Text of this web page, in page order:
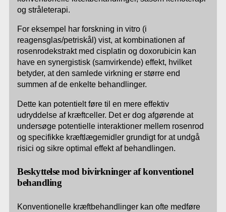
og stråleterapi.
For eksempel har forskning in vitro (i
reagensglas/petriskål) vist, at kombinationen af
rosenrodekstrakt med cisplatin og doxorubicin kan
have en synergistisk (samvirkende) effekt, hvilket
betyder, at den samlede virkning er større end
summen af de enkelte behandlinger.
Dette kan potentielt føre til en mere effektiv
udryddelse af kræftceller. Det er dog afgørende at
undersøge potentielle interaktioner mellem rosenrod
og specifikke kræftlægemidler grundigt for at undgå
risici og sikre optimal effekt af behandlingen.
Beskyttelse mod bivirkninger af konventionel
behandling
Konventionelle kræftbehandlinger kan ofte medføre